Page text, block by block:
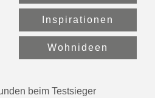
Inspirationen
Wohnideen
beim Testsieger